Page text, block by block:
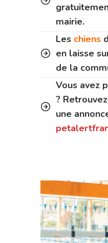
mairie.
Les chiens
en laisse
de la
Vous avez
?
une